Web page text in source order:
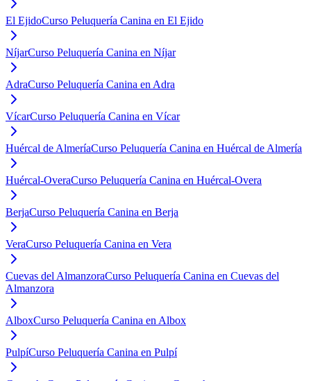
El EjidoCurso Peluquería Canina en El Ejido
NíjarCurso Peluquería Canina en Níjar
AdraCurso Peluquería Canina en Adra
VícarCurso Peluquería Canina en Vícar
Huércal de AlmeríaCurso Peluquería Canina en Huércal de Almería
Huércal-OveraCurso Peluquería Canina en Huércal-Overa
BerjaCurso Peluquería Canina en Berja
VeraCurso Peluquería Canina en Vera
Cuevas del AlmanzoraCurso Peluquería Canina en Cuevas del
Almanzora
AlboxCurso Peluquería Canina en Albox
PulpíCurso Peluquería Canina en Pulpí